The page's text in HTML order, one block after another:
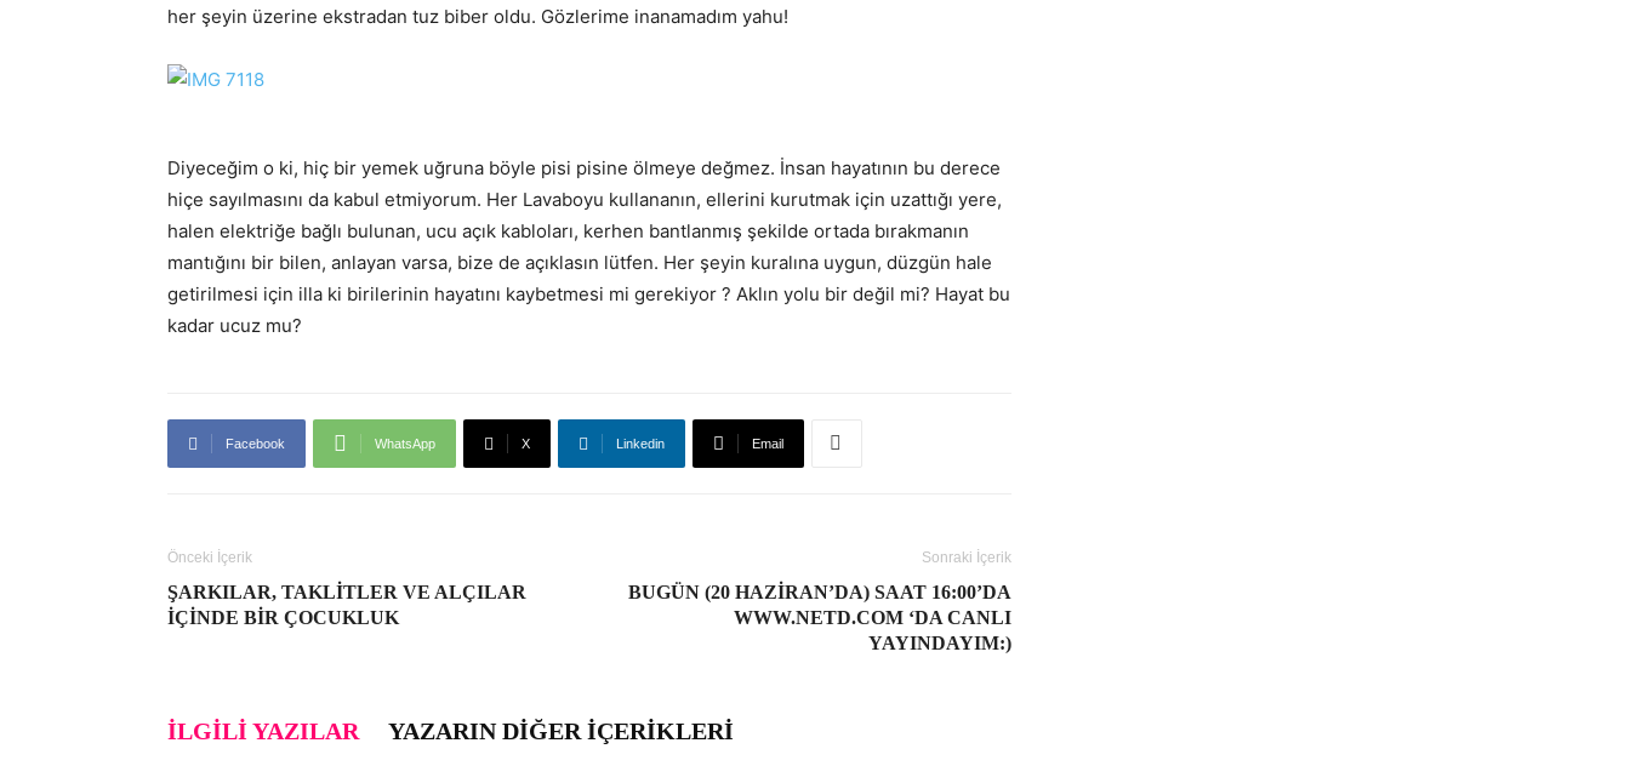
her şeyin üzerine ekstradan tuz biber oldu. Gözlerime inanamadım yahu!
Diyeceğim o ki, hiç bir yemek uğruna böyle pisi pisine ölmeye değmez. İnsan hayatının bu derece
hiçe sayılmasını da kabul etmiyorum. Her Lavaboyu kullananın, ellerini kurutmak için uzattığı yere,
halen elektriğe bağlı bulunan, ucu açık kabloları, kerhen bantlanmış şekilde ortada bırakmanın
mantığını bir bilen, anlayan varsa, bize de açıklasın lütfen. Her şeyin kuralına uygun, düzgün hale
getirilmesi için illa ki birilerinin hayatını kaybetmesi mi gerekiyor ? Aklın yolu bir değil mi? Hayat bu
kadar ucuz mu?
Facebook WhatsApp X Linkedin Email
Önceki İçerik
ŞARKILAR, TAKLITLER VE ALÇILAR
IÇINDE BIR ÇOCUKLUK
Sonraki İçerik
BUGÜN (20 HAZIRAN’DA) SAAT 16:00’DA
WWW.NETD.COM ‘DA CANLI
YAYINDAYIM:)
İLGILI YAZILAR YAZARIN DIĞER İÇERIKLERI